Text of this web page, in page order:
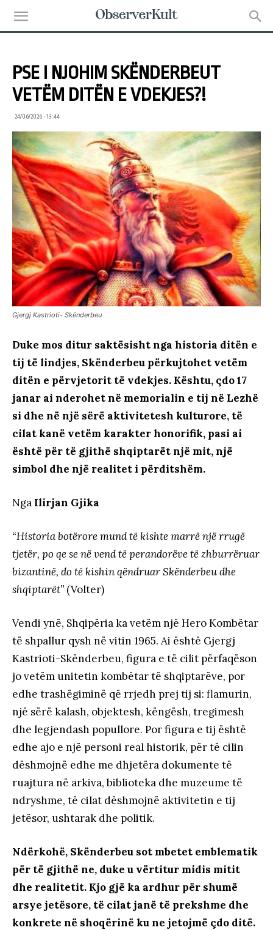
PSE I NJOHIM SKËNDERBEUT
VETËM DITËN E VDEKJES?!
24/06/2026 • 13:44
Gjergj Kastrioti- Skënderbeu
Duke mos ditur saktësisht nga historia ditën e
tij të lindjes, Skënderbeu përkujtohet vetëm
ditën e përvjetorit të vdekjes. Kështu, çdo 17
janar ai nderohet në memorialin e tij në Lezhë
si dhe në një sërë aktivitetesh kulturore, të
cilat kanë vetëm karakter honorifik, pasi ai
është për të gjithë shqiptarët një mit, një
simbol dhe një realitet i përditshëm.
Nga Ilirjan Gjika
“Historia botërore mund të kishte marrë një rrugë
tjetër, po qe se në vend të perandorëve të zhburrëruar
bizantinë, do të kishin qëndruar Skënderbeu dhe
shqiptarët” (Volter)
Vendi ynë, Shqipëria ka vetëm një Hero Kombëtar
të shpallur qysh në vitin 1965. Ai është Gjergj
Kastrioti-Skënderbeu, figura e të cilit përfaqëson
jo vetëm unitetin kombëtar të shqiptarëve, por
edhe trashëgiminë që rrjedh prej tij si: flamurin,
një sërë kalash, objektesh, këngësh, tregimesh
dhe legjendash popullore. Por figura e tij është
edhe ajo e një personi real historik, për të cilin
dëshmojnë edhe me dhjetëra dokumente të
ruajtura në arkiva, biblioteka dhe muzeume të
ndryshme, të cilat dëshmojnë aktivitetin e tij
jetësor, ushtarak dhe politik.
Ndërkohë, Skënderbeu sot mbetet emblematik
për të gjithë ne, duke u vërtitur midis mitit
dhe realitetit. Kjo gjë ka ardhur për shumë
arsye jetësore, të cilat janë të prekshme dhe
konkrete në shoqërinë ku ne jetojmë çdo ditë.